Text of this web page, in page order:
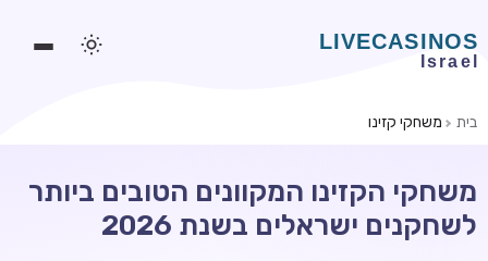
משחקים חינמיים
סלוטים אונליין
בית משחקי קזינו
משחקי הקזינו המקוונים הטובים ביותר
לשחקנים ישראלים בשנת 2026